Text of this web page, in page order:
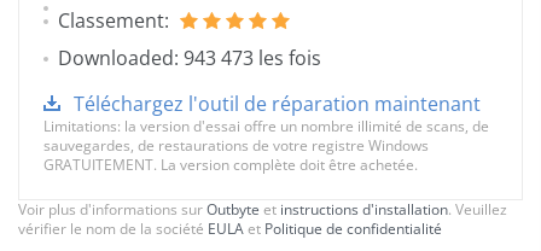
Classement:
Downloaded: 943 473 les fois
Téléchargez l'outil de réparation maintenant
Limitations: la version d'essai offre un nombre illimité de scans, de
sauvegardes, de restaurations de votre registre Windows
GRATUITEMENT. La version complète doit être achetée.
Voir plus d'informations surOutbyte et instructions d'installation. Veuillez
vérifier le nom de la société EULAet Politique de confidentialité